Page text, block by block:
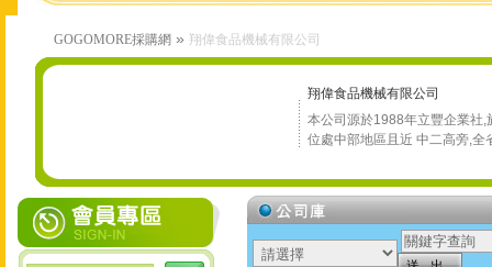
GOGOMORE採購網 » 翔偉食品機械有限公司
翔偉食品機械有限公司
本公司源於1988年立豐企業社
位處中部地區且近 中二高旁,全